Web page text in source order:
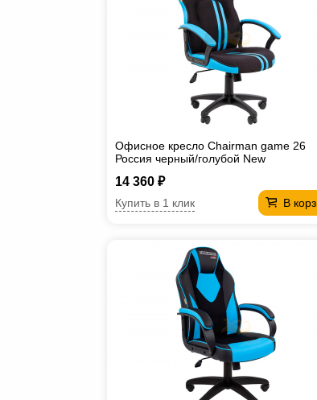
Офисное кресло Chairman game 26
Россия черный/голубой New
14 360 ₽
В
Купить в 1 клик